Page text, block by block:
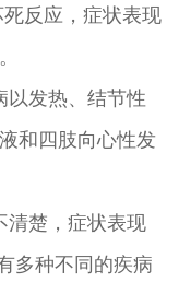
反应，症状表现
以发热、结节性
和四肢向心性发
清楚，症状表现
多种不同的疾病